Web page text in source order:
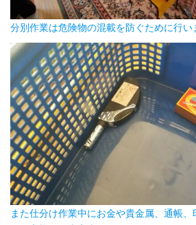
分別作業は危険物の混載を防ぐために行い
また仕分け作業中にお金や貴金属、通帳